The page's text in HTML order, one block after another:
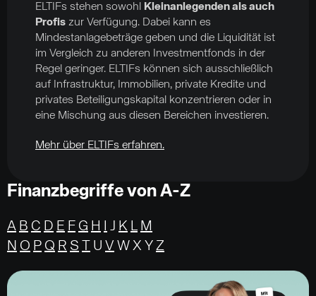
ELTIFs stehen sowohl
Kleinanlegenden als auch
Profis zur Verfügung. Dabei kann es
Mindestanlagebeträge geben und die Liquidität ist
im Vergleich zu anderen Investmentfonds in der
Regel geringer. ELTIFs können sich ausschließlich
auf Infrastruktur, Immobilien, private Kredite und
privates Beteiligungskapital konzentrieren oder in
eine Mischung aus diesen Bereichen investieren.
Mehr über ELTIFs erfahren.
Finanzbegriffe von A-Z
A B C D E F G H J K L M
N O P Q R S U V W X YZ